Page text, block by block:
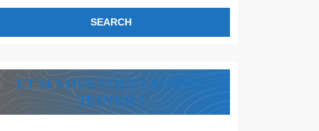
ET SI VOUS VOUS LAISSIEZ
TENTER ?